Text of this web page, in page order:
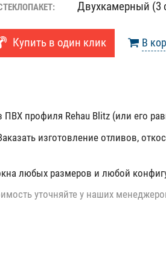
Двухкамерный (3
Купить в один клик В
ПВХ профиля Rehau Blitz (или его
изготовление отливов,
любых размеров и любой
уточняйте у наших